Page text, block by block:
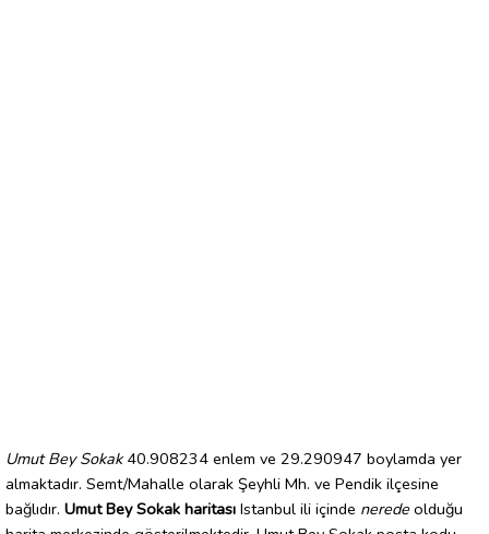
Umut Bey Sokak40.908234 enlem ve 29.290947 boylamda yer
almaktadır. Semt/Mahalle olarak Şeyhli Mh. ve Pendik ilçesine
bağlıdır. Umut Bey Sokak haritası Istanbul ili içinde nerede olduğu